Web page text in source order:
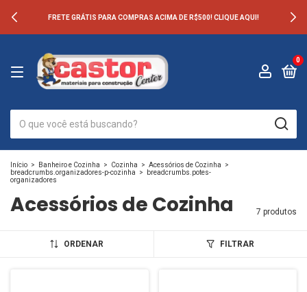
FRETE GRÁTIS PARA COMPRAS ACIMA DE R$500! CLIQUE AQUI!
0
Início > Banheiro e Cozinha > Cozinha > Acessórios de Cozinha
>
breadcrumbs.organizadores-p-cozinha
>
breadcrumbs.potes-
organizadores
Acessórios de Cozinha 7 produtos
ORDENAR FILTRAR